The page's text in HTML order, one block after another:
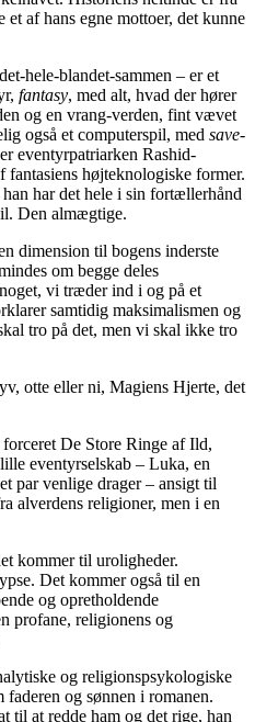
af hans egne mottoer, det kunne
hele-blandet-sammen – er et
fantasy, med alt, hvad der hører
og en vrang-verden, fint vævet
også et computerspil, med save-
eventyrpatriarken Rashid-
fantasiens højteknologiske former.
har det hele i sin fortællerhånd
Den almægtige.
dimension til bogens inderste
om begge deles
vi træder ind i og på et
samtidig maksimalismen og
tro på det, men vi skal ikke tro
otte eller ni, Magiens Hjerte, det
De Store Ringe af Ild,
eventyrselskab – Luka, en
par venlige drager – ansigt til
alverdens religioner, men i en
kommer til uroligheder.
Det kommer også til en
og opretholdende
profane, religionens og
og religionspsykologiske
og sønnen i romanen.
til at redde ham og det rige, han